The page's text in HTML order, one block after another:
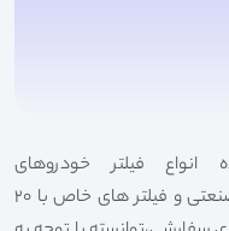
فیلتر خودروهای
سواری،سنگین،راهسازی و دستگاه های صنعتی و فیلتر های خاص با 20